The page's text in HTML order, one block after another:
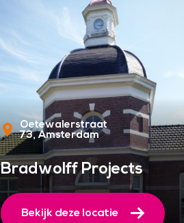
Oetewalerstraat
73 Amsterdam
Bradwolff Projects
Bekijk deze locatie